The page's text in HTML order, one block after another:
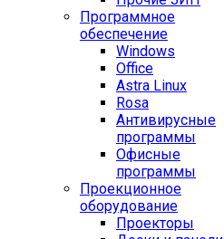
Программное
обеспечение
Windows
Office
Astra Linux
Rosa
Антивирусные
программы
Офисные
программы
Проекционное
оборудование
Проекторы